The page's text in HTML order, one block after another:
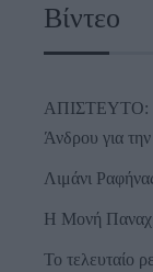
Βίντεο
ΑΠΙΣΤΕΥΤΟ:
Άνδρου για
Λιμάνι
Η Μονή
Το τελευταίο